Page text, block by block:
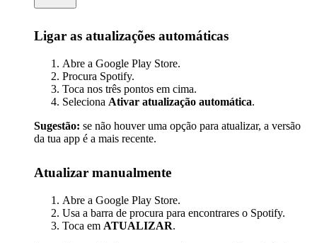
Ligar as atualizações automáticas
Abre a Google Play Store.
Procura Spotify.
Toca nos três pontos em cima.
Seleciona Ativar atualização automática.
Sugestão: se não houver uma opção para atualizar, a versão
da tua app é a mais recente.
Atualizar manualmente
Abre a Google Play Store.
Usa a barra de procura para encontrares o Spotify.
Toca em ATUALIZAR.